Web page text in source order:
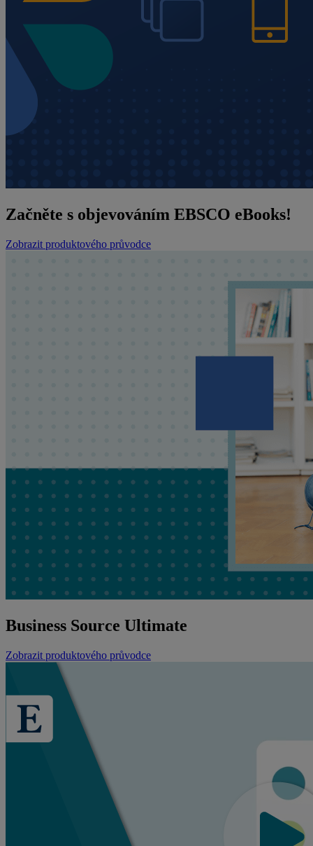
Začněte s objevováním EBSCO eBooks!
Zobrazit produktového průvodce
Business Source Ultimate
Zobrazit produktového průvodce